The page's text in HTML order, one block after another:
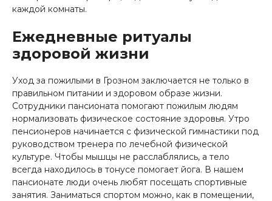
каждой комнаты.
Ежедневные ритуалы
здоровой жизни
Уход за пожилыми в Грозном заключается не только в
правильном питании и здоровом образе жизни.
Сотрудники пансионата помогают пожилым людям
нормализовать физическое состояние здоровья. Утро
пенсионеров начинается с физической гимнастики под
руководством тренера по лечебной физической
культуре. Чтобы мышцы не расслаблялись, а тело
всегда находилось в тонусе помогает йога. В нашем
пансионате люди очень любят посещать спортивные
занятия. Заниматься спортом можно, как в помещении,